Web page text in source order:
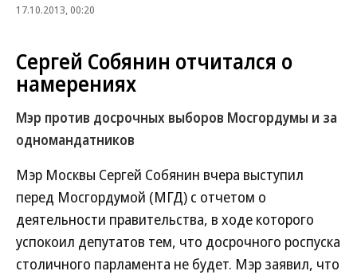
17.10.2013, 00:20
Сергей Собянин отчитался о
намерениях
Мэр против досрочных выборов Мосгордумы и за
одномандатников
Мэр Москвы Сергей Собянин вчера выступил
перед Мосгордумой (МГД) с отчетом о
деятельности правительства, в ходе которого
успокоил депутатов тем, что досрочного роспуска
столичного парламента не будет. Мэр заявил, что